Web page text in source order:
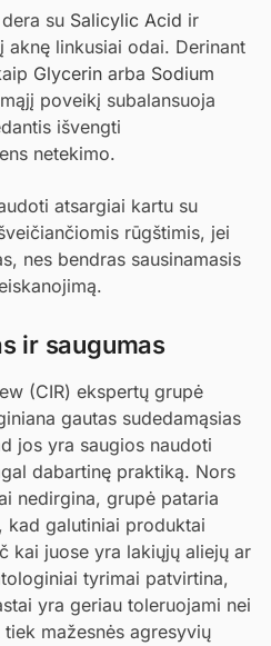
su Salicylic Acid ir
aknę linkusiai odai. Derinant
Glycerin arba Sodium
poveikį subalansuoja
išvengti
netekimo.
atsargiai kartu su
rūgštimis, jei
nes bendras sausinamasis
ir saugumas
(CIR) ekspertų grupė
gautas sudedamąsias
jos yra saugios naudoti
dabartinę praktiką. Nors
nedirgina, grupė pataria
galutiniai produktai
kai juose yra lakiųjų aliejų ar
tyrimai patvirtina,
yra geriau toleruojami nei
mažesnės agresyvių